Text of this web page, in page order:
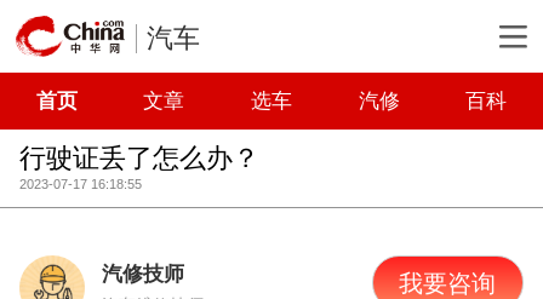
汽车
首页 文章 选车 汽修 百科
行驶证丢了怎么办？
2023-07-17 16:18:55
汽修技师 我要咨询